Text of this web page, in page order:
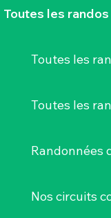
Toutes les randos
Toutes les
Toutes les
Randonnées
Nos circuits